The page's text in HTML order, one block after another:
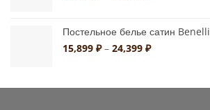
–
19,199 ₽
Постельное белье сатин Benelli
15,899 ₽ – 24,399 ₽Диапазон
–